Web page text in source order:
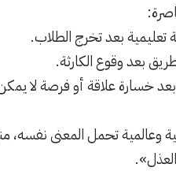
بعد تخرج الطلاب.
بعد وقوع الكارثة.
بعد خسارة علاقة أو فرصة لا
وعالمية تحمل المعنى نفسه،